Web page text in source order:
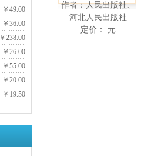
作者：人民出版社、
河北人民出版社
定价： 元
￥49.00
元
￥36.00
元
￥238.00
元
￥26.00
￥55.00
元
￥20.00
元
￥19.50